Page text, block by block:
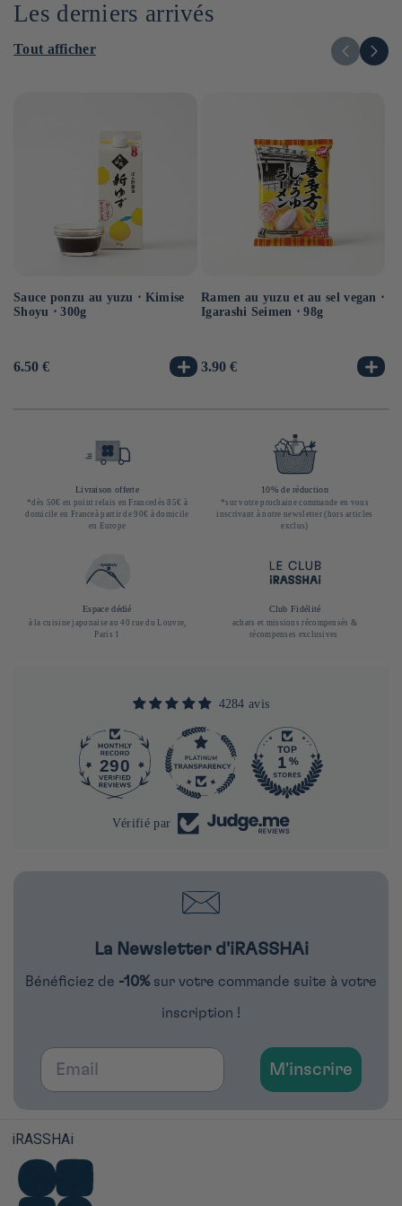
Les derniers arrivés
Tout afficher
Sauce ponzu au yuzu ⋅ Kimise
Shoyu ⋅ 300g
Prix
6.50 €
Ramen au yuzu et au sel vegan ⋅
Igarashi Seimen ⋅ 98g
Prix
3.90 €
Livraison offerte
*dès 50€ en point relais en Francedès 85€ à
domicile en Franceà partir de 90€ à domicile
en Europe
10% de réduction
*sur votre prochaine commande en vous
inscrivant à notre newsletter (hors articles
exclus)
Espace dédié
à la cuisine japonaise au 40 rue du Louvre,
Paris 1
Club Fidélité
achats et missions récompensés &
récompenses exclusives
4284 avis
290
Vérifié par
La Newsletter d'iRASSHAi
Bénéficiez de -10% sur votre commande suite à votre
inscription !
Email
M'inscrire
iRASSHAi